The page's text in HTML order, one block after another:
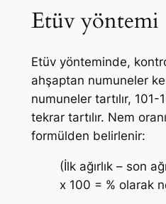
Etüv yöntemi
Etüv yönteminde,
ahşaptan numuneler
numuneler tartılır,
tekrar tartılır. Nem
formülden belirlenir:
(İlk ağırlık – son
x 100 = % olarak